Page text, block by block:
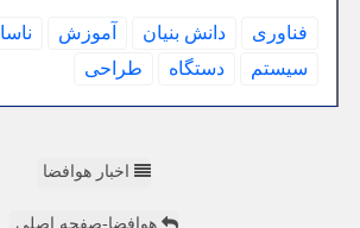
فناوری دانش بنیان آموزش ناسا
سیستم
دستگاه طراحی
اخبار هوافضا
هوافضا-صفحه اصلی